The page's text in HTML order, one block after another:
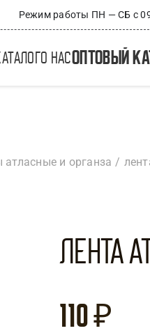
Режим работы ПН — СБ с
о насоптовый
атласные и органза
Лента
110₽